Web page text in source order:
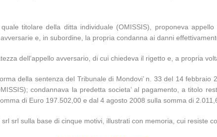
titolare della ditta individuale (OMISSIS), proponeva
e, in subordine, la propria condanna ai danni
dell’appello avversario, di cui chiedeva il rigetto e, a propria
della sentenza del Tribunale di Mondovi’ n. 33 del 14
condannava la predetta societa’ al pagamento, a titolo
di Euro 197.502,00 e dal 4 agosto 2008 sulla somma di
srl sulla base di cinque motivi, illustrati con memoria, cui resiste